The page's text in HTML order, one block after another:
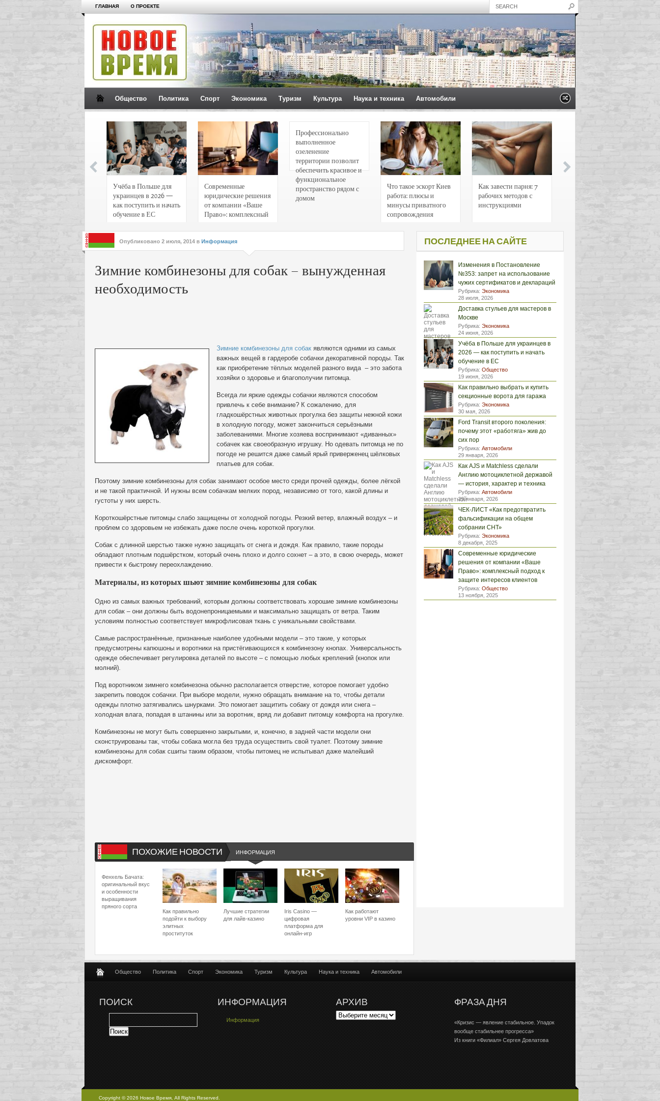
ГЛАВНАЯ О ПРОЕКТЕ
Общество Политика Спорт Экономика Туризм Культура Наука и техника Автомобили
Учёба в Польше для
украинцев в 2026 —
как поступить и начать
обучение в ЕС
Современные
юридические решения
от компании «Ваше
Право»: комплексный
интересов клиентов
Профессионально
выполненное
озеленение
территории позволит
обеспечить красивое и
функциональное
пространство рядом с
домом
Что такое эскорт Киев
работа: плюсы и
минусы приватного
сопровождения
Как завести парня: 7
рабочих методов с
инструкциями
Опубликовано 2 июля, 2014 в Информация
Зимние комбинезоны для собак – вынужденная
необходимость
Зимние комбинезоны для собак являются одними из самых
важных вещей в гардеробе собачки декоративной породы. Так
как приобретение тёплых моделей разного вида – это забота
хозяйки о здоровье и благополучии питомца.
Всегда ли яркие одежды собачки являются способом
привлечь к себе внимание? К сожалению, для
гладкошёрстных животных прогулка без защиты нежной кожи
в холодную погоду, может закончиться серьёзными
заболеваниями. Многие хозяева воспринимают «диванных»
собачек как своеобразную игрушку. Но одевать питомца не по
погоде не решится даже самый ярый приверженец шёлковых
платьев для собак.
Поэтому зимние комбинезоны для собак занимают особое место среди прочей одежды, более лёгкой
и не такой практичной. И нужны всем собачкам мелких пород, независимо от того, какой длины и
густоты у них шерсть.
Короткошёрстные питомцы слабо защищены от холодной погоды. Резкий ветер, влажный воздух – и
проблем со здоровьем не избежать даже после очень короткой прогулки.
Собак с длинной шерстью также нужно защищать от снега и дождя. Как правило, такие породы
обладают плотным подшёрстком, который очень плохо и долго сохнет – а это, в свою очередь, может
привести к быстрому переохлаждению.
Материалы, из которых шьют зимние комбинезоны для собак
Одно из самых важных требований, которым должны соответствовать хорошие зимние комбинезоны
для собак – они должны быть водонепроницаемыми и максимально защищать от ветра. Таким
условиям полностью соответствует микрофлисовая ткань с уникальными свойствами.
Самые распространённые, признанные наиболее удобными модели – это такие, у которых
предусмотрены капюшоны и воротники на пристёгивающихся к комбинезону кнопах. Универсальность
одежде обеспечивает регулировка деталей по высоте – с помощью любых креплений (кнопок или
молний).
Под воротником зимнего комбинезона обычно располагается отверстие, которое помогает удобно
закрепить поводок собачки. При выборе модели, нужно обращать внимание на то, чтобы детали
одежды плотно затягивались шнурками. Это помогает защитить собаку от дождя или снега –
холодная влага, попадая в штанины или за воротник, вряд ли добавит питомцу комфорта на прогулке.
Комбинезоны не могут быть совершенно закрытыми, и, конечно, в задней части модели они
сконструированы так, чтобы собака могла без труда осуществить свой туалет. Поэтому зимние
комбинезоны для собак сшиты таким образом, чтобы питомец не испытывал даже малейший
дискомфорт.
ПОХОЖИЕ НОВОСТИ ИНФОРМАЦИЯ
Фенхель Бачата:
оригинальный вкус
и особенности
выращивания
пряного сорта
Как правильно
подойти к выбору
элитных
проституток
Лучшие стратегии
для лайв-казино
Iris Casino —
цифровая
платформа для
онлайн-игр
Как работают
уровни VIP в казино
ПОСЛЕДНЕЕ НА САЙТЕ
Изменения в Постановление
№353: запрет на использование
чужих сертификатов и деклараций
Рубрика: Экономика
28 июля, 2026
Доставка стульев для мастеров в
Москве
Рубрика: Экономика
24 июня, 2026
Учёба в Польше для украинцев в
2026 — как поступить и начать
обучение в ЕС
Рубрика: Общество
19 июня, 2026
Как правильно выбрать и купить
секционные ворота для гаража
Рубрика: Экономика
30 мая, 2026
Ford Transit второго поколения:
почему этот «работяга» жив до
сих пор
Рубрика: Автомобили
29 января, 2026
Как AJS и Matchless сделали
Англию мотоциклетной державой
— история, характер и техника
Рубрика: Автомобили
29 января, 2026
ЧЕК-ЛИСТ «Как предотвратить
фальсификации на общем
собрании СНТ»
Рубрика: Экономика
8 декабря, 2025
Современные юридические
решения от компании «Ваше
Право»: комплексный подход к
защите интересов клиентов
Рубрика: Общество
13 ноября, 2025
Общество Политика Спорт Экономика Туризм Культура Наука и техника Автомобили
ПОИСК ИНФОРМАЦИЯ
Информация
АРХИВ ФРАЗА ДНЯ
«Кризис — явление стабильное. Упадок
вообще стабильнее прогресса»
Из книги «Филиал» Сергея Довлатова
Copyright © 2026 Новое Время, All Rights Reserved.